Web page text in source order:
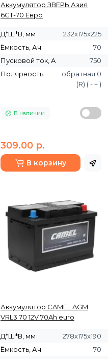
Аккумулятор ЗВЕРЬ Азия
6СТ-70 Евро
Д*Ш*В, мм
232х175х225
Ёмкость, Ач
70
Пусковой ток, A
750
Полярность
обратная 0
(R) ( - + )
В наличии
309.00 р.
В корзину
Аккумулятор CAMEL AGM
VRL3 70 12V 70Ah euro
Д*Ш*В, мм
278х175х190
Ёмкость, Ач
70